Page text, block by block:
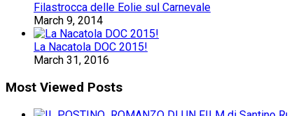
Filastrocca delle Eolie sul Carnevale
March 9, 2014
La Nacatola DOC 2015!
March 31, 2016
Most Viewed Posts